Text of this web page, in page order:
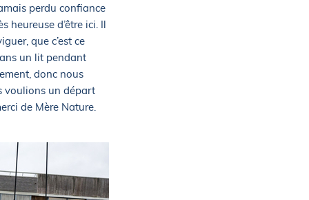
perdu confiance
heureuse d’être ici. Il
que c’est ce
un lit pendant
donc nous
voulions un départ
de Mère Nature.